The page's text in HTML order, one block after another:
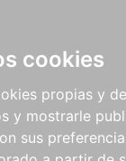
cookies
propias y
y mostrarle
sus